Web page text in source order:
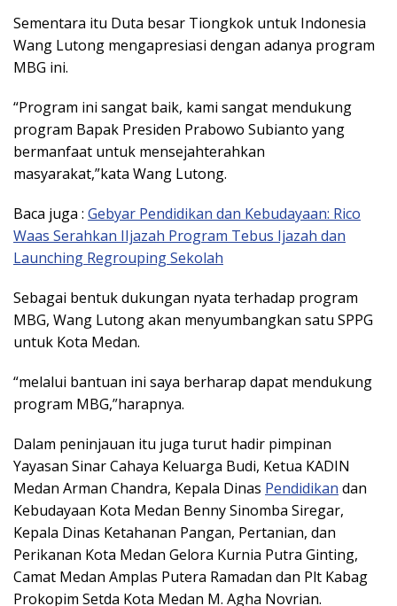
Sementara itu Duta besar Tiongkok untuk Indonesia
Wang Lutong mengapresiasi dengan adanya program
MBG ini.
“Program ini sangat baik, kami sangat mendukung
program Bapak Presiden Prabowo Subianto yang
bermanfaat untuk mensejahterahkan
masyarakat,”kata Wang Lutong.
Baca juga : Gebyar Pendidikan dan Kebudayaan: Rico
Waas Serahkan IIjazah Program Tebus Ijazah dan
Launching Regrouping Sekolah
Sebagai bentuk dukungan nyata terhadap program
MBG, Wang Lutong akan menyumbangkan satu SPPG
untuk Kota Medan.
“melalui bantuan ini saya berharap dapat mendukung
program MBG,”harapnya.
Dalam peninjauan itu juga turut hadir pimpinan
Yayasan Sinar Cahaya Keluarga Budi, Ketua KADIN
Medan Arman Chandra, Kepala Dinas Pendidikan dan
Kebudayaan Kota Medan Benny Sinomba Siregar,
Kepala Dinas Ketahanan Pangan, Pertanian, dan
Perikanan Kota Medan Gelora Kurnia Putra Ginting,
Camat Medan Amplas Putera Ramadan dan Plt Kabag
Prokopim Setda Kota Medan M. Agha Novrian.